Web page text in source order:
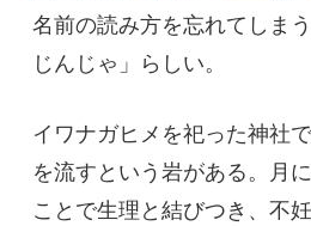
名前の読み方を忘れてしま
じんじゃ」らしい。
イワナガヒメを祀った神社
を流すという岩がある。月
ことで生理と結びつき、不